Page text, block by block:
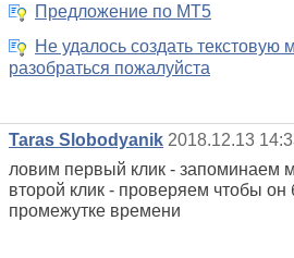
Предложение по МТ5
Не удалось создать текстовую
разобраться пожалуйста
Taras Slobodyanik 2018.12.13
ловим первый клик - запоминаем
второй клик - проверяем чтобы
промежутке времени